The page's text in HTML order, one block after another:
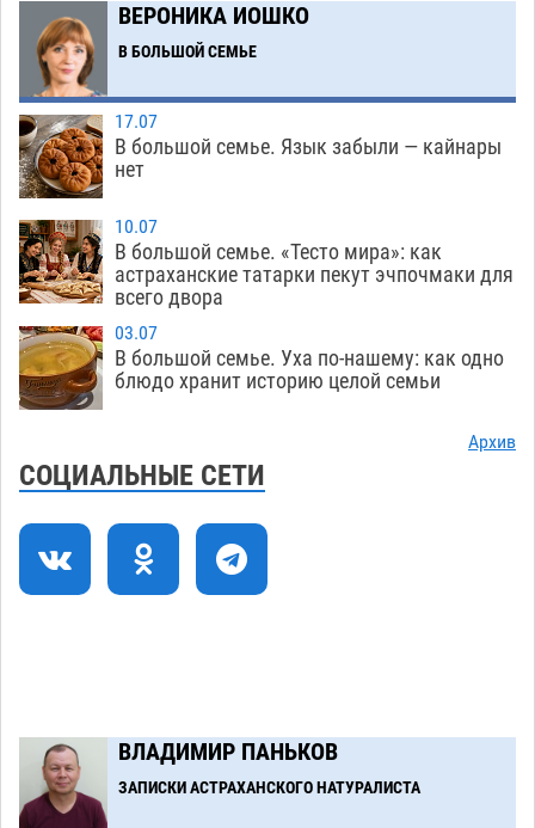
14:09
С 11 августа астраханские водоемы
обеспечат притоком в семь тысяч кубов
13:29
Астраханский аэропорт попробует отбиться
от ворон в апелляционном суде
07.08 488
12:53
Астраханские археологи откопали древнюю
помойку
11:58
В Астрахани подросток угнал мотоцикл и
похитил чужие мобильник с банковскими
картами
11:20
Астраханцев ждут на парковом газоне с
призами и эрмитажными котами
10:43
Астраханский суд встал на сторону МЧС в
споре за возврат униформы
На Всероссийской Спартакиаде астраханские
гандболисты уступили казанским «драконам»
08:47
Астраханский суд оценил четыре удара по
голове полицейского в сто тысяч рублей
ВЕРОНИКА ИОШКО
В БОЛЬШОЙ СЕМЬЕ
17.07
В большой семье. Язык забыли — кайнары
нет
10.07
В большой семье. «Тесто мира»: как
астраханские татарки пекут эчпочмаки для
всего двора
03.07
В большой семье. Уха по-нашему: как одно
блюдо хранит историю целой семьи
Архив
СОЦИАЛЬНЫЕ СЕТИ
ВЛАДИМИР ПАНЬКОВ
ЗАПИСКИ АСТРАХАНСКОГО НАТУРАЛИСТА